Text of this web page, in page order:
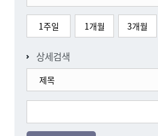
1주일 1개월 3개월
상세검색
제목